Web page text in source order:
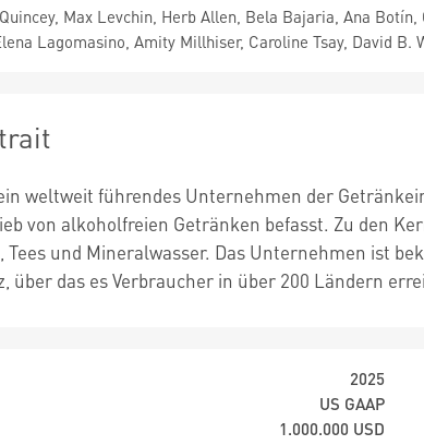
Max Levchin, Herb Allen, Bela Bajaria, Ana
Lagomasino, Amity Millhiser, Caroline Tsay, David B.
weltweit führendes Unternehmen der
von alkoholfreien Getränken befasst. Zu den
und Mineralwasser. Das Unternehmen ist
über das es Verbraucher in über 200 Ländern
2025
US GAAP
1.000.000 USD